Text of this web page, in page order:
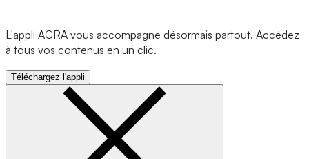
L'appli AGRA vous accompagne désormais partout. Accédez
à tous vos contenus en un clic.
Téléchargez l'appli